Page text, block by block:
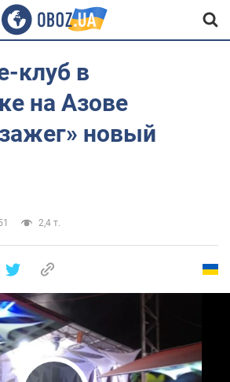
клуб в
на Азове
новый
2,4 т.